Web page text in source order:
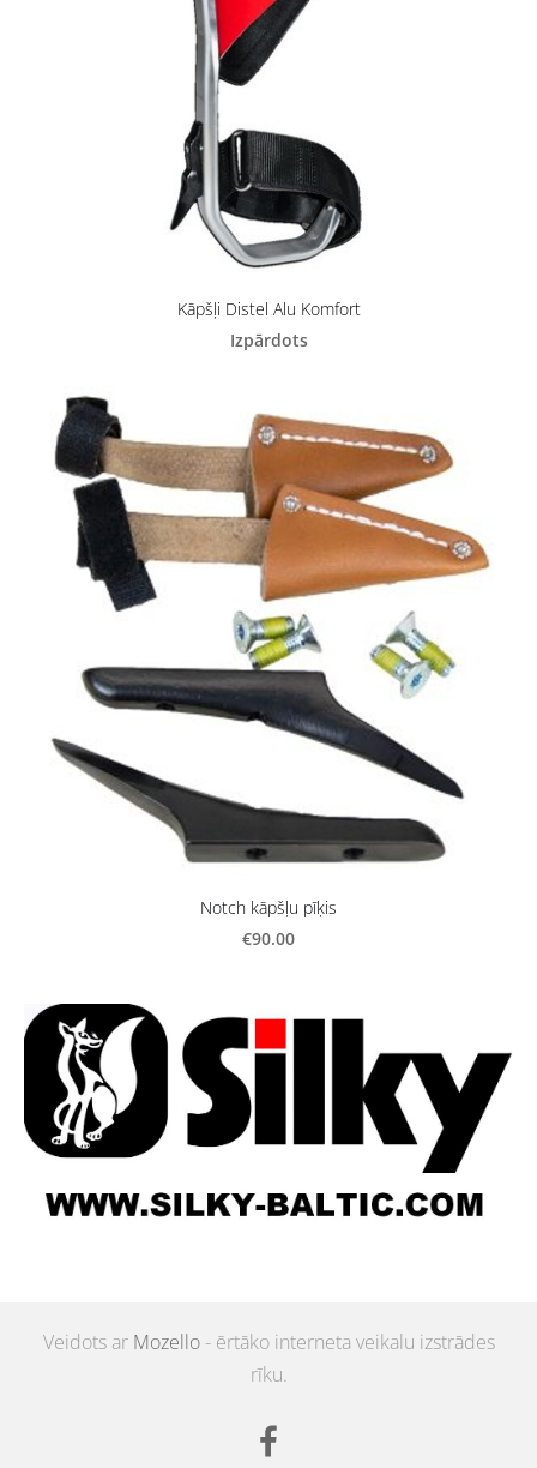
Kāpšļi Distel Alu Komfort
Izpārdots
Notch kāpšļu pīķis
€90.00
Veidots ar Mozello- ērtāko interneta veikalu izstrādes
rīku.